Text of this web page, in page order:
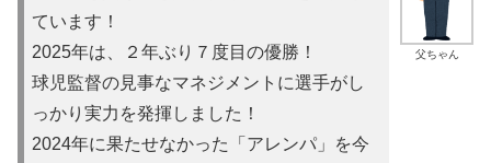
父ちゃん
ています！
2025年は、２年ぶり７度目の優勝！
球児監督の見事なマネジメントに選手がし
っかり実力を発揮しました！
2024年に果たせなかった「アレンパ」を今